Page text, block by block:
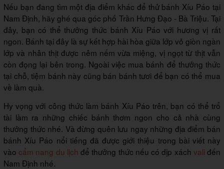
Nếu bạn đang tìm một địa điểm khác để thử bánh Xíu Páo tại
Nam Định, hãy ghé qua góc phố Trần Hưng Đạo - Bà Triệu. Tại
đây, bạn có thể thưởng thức bánh Xíu Páo với hương vị rất
ngon. Bánh tại đây là sự kết hợp hài hòa giữa lớp vỏ giòn ngàn
lớp và nhân thịt được nêm nếm vừa miệng, vị ngọt từ thịt vẫn
còn đọng lại bên trong. Ngoài việc mua bánh để thưởng thức
tại chỗ, tiệm bánh này cũng bán bánh tươi để bạn có thể mua
về làm quà.
Hy vọng với công thức làm bánh Xíu Páo trên, bạn có thể trổ
tài làm ra những chiếc bánh thơm ngon cho cả nhà cùng
thưởng thức nhé. Và đừng quên lưu ngay những địa điểm bán
bánh Xíu Páo nổi tiếng đã được giới thiệu trong bài viết này
vào cẩm nang du lịch để thưởng thức nếu có dịp xách vali đến
Nam Định nhé.